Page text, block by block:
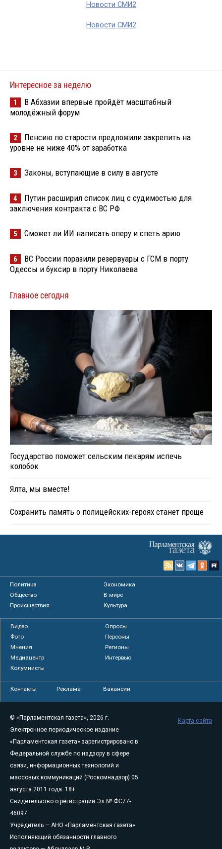
Новости СМИ2
Новости СМИ2
Интересное за неделю
1
В Абхазии впервые пройдёт масштабный
молодёжный форум
2
Пенсию по старости предложили закрепить на
уровне не ниже 40% от заработка
3 Законы, вступающие в силу в августе
4
Путин расширил список лиц с судимостью для
заключения контракта с ВС РФ
5 Сможет ли ИИ написать оперу и спеть арию
6
ВС России поразили резервуары с ГСМ в порту
Одессы и буксир в порту Николаева
Главное сегодня
Государство поможет сельским пекарям испечь
колобок
Ялта, мы вместе!
Сохранить память о полицейских-героях станет проще
Политика
Экономика
Общество
В мире
Происшествия
Культура
Видео
Опросы
Фото
Персоны
Мнения
Регионы
Медиацентр
Интервью
Колумнисты
Контакты Реклама Вакансии
© «Парламентская газета», 2026 г.
Электронное периодическое издание
«Парламентская газета» зарегистрировано в
Федеральной службе по надзору в сфере
связи, информационных технологий и
массовых коммуникаций (Роскомнадзор) 05
августа 2011 года. 18+
Свидетельство о регистрации Эл № ФС77-
46097
Учредитель — АНО «Парламентская газета»
Исполняющий обязанности главного
Карта сайта